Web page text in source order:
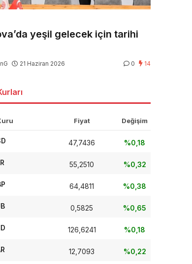
yeşil gelecek için tarihi
21 Haziran 2026 0 14
Fiyat Değişim
47,7436 %0,18
55,2510 %0,32
64,4811 %0,38
0,5825 %0,65
126,6241 %0,18
12,7093 %0,22